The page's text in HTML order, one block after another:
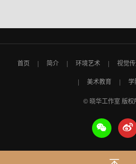
首页 简介 环境艺术 视觉
美术教育 学
© 晓华工作室 版权